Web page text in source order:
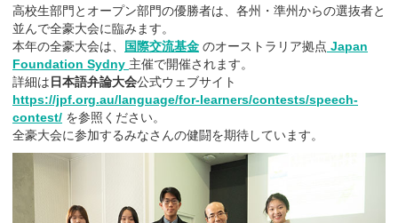
高校生部門とオープン部門の優勝者は、各州・準州からの選抜者と
並んで全豪大会に臨みます。
本年の全豪大会は、 国際交流基金 のオーストラリア拠点 Japan
Foundation Sydny 主催で開催されます。
詳細は日本語弁論大会公式ウェブサイト
https://jpf.org.au/language/for-learners/contests/speech-
contest/ を参照ください。
全豪大会に参加するみなさんの健闘を期待しています。